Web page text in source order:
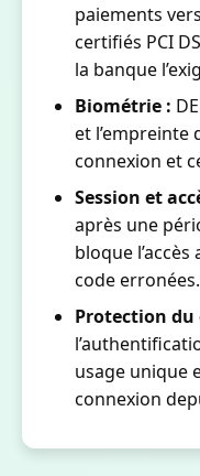
paiements
certifiés PCI
la banque
Biométrie :
et l’empreinte
connexion et
Session et
après une
bloque
code erronées.
Protection du
usage unique
connexion